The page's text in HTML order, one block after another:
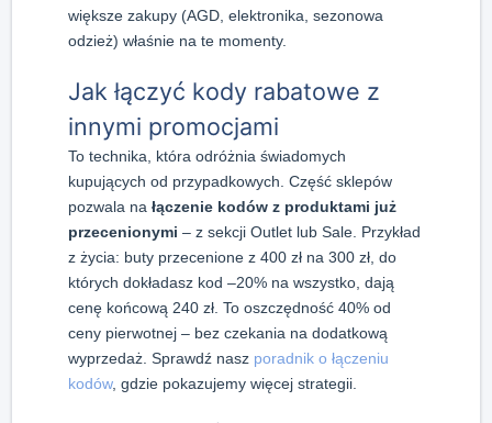
większe zakupy (AGD, elektronika, sezonowa
odzież) właśnie na te momenty.
Jak łączyć kody rabatowe z
innymi promocjami
To technika, która odróżnia świadomych
kupujących od przypadkowych. Część sklepów
pozwala na łączenie kodów z produktami już
przecenionymi – z sekcji Outlet lub Sale. Przykład
z życia: buty przecenione z 400 zł na 300 zł, do
których dokładasz kod –20% na wszystko, dają
cenę końcową 240 zł. To oszczędność 40% od
ceny pierwotnej – bez czekania na dodatkową
wyprzedaż. Sprawdź nasz poradnik o łączeniu
kodów, gdzie pokazujemy więcej strategii.